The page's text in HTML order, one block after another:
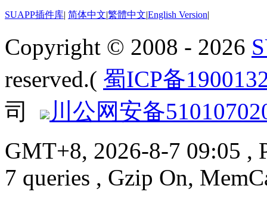
SUAPP插件库| 简体中文|繁體中文|English Version|
Copyright © 2008 - 2026
reserved.( 蜀ICP备
司
川公网安备
GMT+8, 2026-8-7 09:05 ,
7 queries , Gzip On,